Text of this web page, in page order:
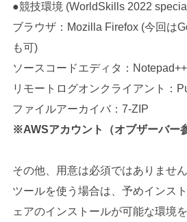
●競技環境 (WorldSkills 2022
ブラウザ：Mozilla Firefox (今回は
も可)
ソースコードエディタ：Notepad++
リモートログオンクライアント：
ファイルアーカイバ：7-ZIP
※AWSアカウント（オブザーバー
その他、用意は必須ではありませ
ツールを使う場合は、予めインス
ェアのインストールが可能な環境